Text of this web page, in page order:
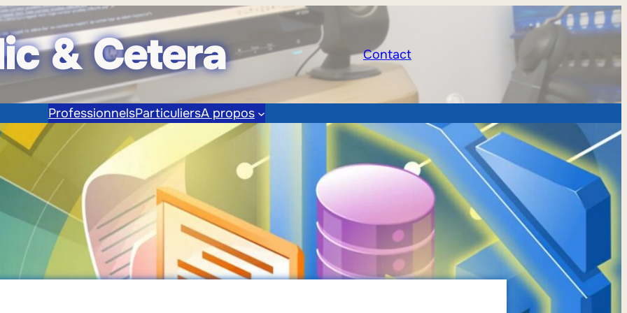
& Cetera Contact
ProfessionnelsParticuliersA propos